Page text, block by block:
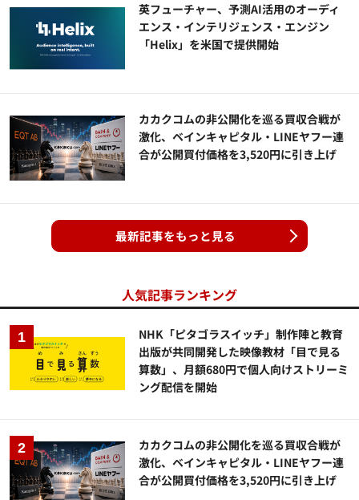
英フューチャー、予測AI活用のオーディ
エンス・インテリジェンス・エンジン
「Helix」を米国で提供開始
カカクコムの非公開化を巡る買収合戦が
激化、ベインキャピタル・LINEヤフー連
合が公開買付価格を3,520円に引き上げ
最新記事をもっと見る
人気記事ランキング
NHK「ピタゴラスイッチ」制作陣と教育
出版が共同開発した映像教材「目で見る
算数」、月額680円で個人向けストリーミ
ング配信を開始
カカクコムの非公開化を巡る買収合戦が
激化、ベインキャピタル・LINEヤフー連
合が公開買付価格を3,520円に引き上げ